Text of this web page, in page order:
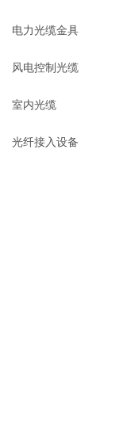
电力光缆金具
风电控制光缆
室内光缆
光纤接入设备